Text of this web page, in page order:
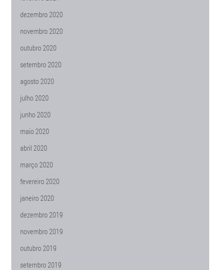
dezembro 2020
novembro 2020
outubro 2020
setembro 2020
agosto 2020
julho 2020
junho 2020
maio 2020
abril 2020
março 2020
fevereiro 2020
janeiro 2020
dezembro 2019
novembro 2019
outubro 2019
setembro 2019